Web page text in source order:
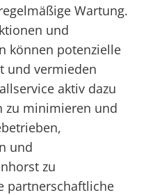
Wartung.
und
können potenzielle
und vermieden
aktiv dazu
zu minimieren und
und
zu
partnerschaftliche